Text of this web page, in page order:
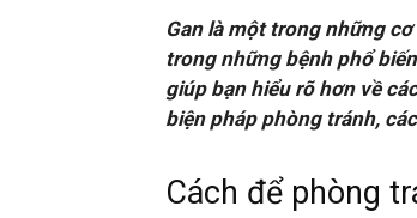
Gan là một trong những
trong những bệnh phổ
giúp bạn hiểu rõ hơn về
biện pháp phòng tránh,
Cách để phòng